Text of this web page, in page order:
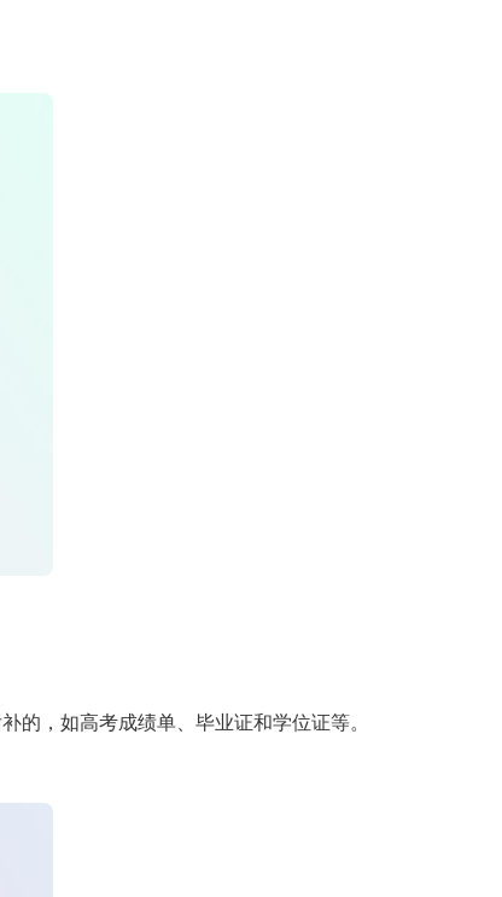
的，如高考成绩单、毕业证和学位证等。